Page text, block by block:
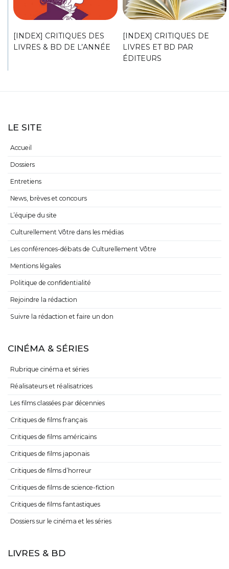
[INDEX] CRITIQUES DES
LIVRES & BD DE L’ANNÉE
[INDEX] CRITIQUES DE
LIVRES ET BD PAR
ÉDITEURS
LE SITE
Accueil
Dossiers
Entretiens
News, brèves et concours
L’équipe du site
Culturellement Vôtre dans les médias
Les conférences-débats de Culturellement Vôtre
Mentions légales
Politique de confidentialité
Rejoindre la rédaction
Suivre la rédaction et faire un don
CINÉMA & SÉRIES
Rubrique cinéma et séries
Réalisateurs et réalisatrices
Les films classées par décennies
Critiques de films français
Critiques de films américains
Critiques de films japonais
Critiques de films d’horreur
Critiques de films de science-fiction
Critiques de films fantastiques
Dossiers sur le cinéma et les séries
LIVRES & BD